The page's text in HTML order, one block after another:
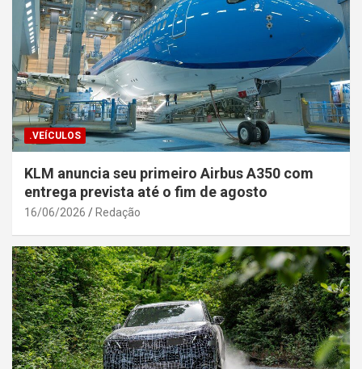
.VEÍCULOS
KLM anuncia seu primeiro Airbus A350 com
entrega prevista até o fim de agosto
16/06/2026 Redação